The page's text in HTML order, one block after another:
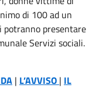
di 100 ad un
potranno presentare
Servizi sociali.
| L’AVVISO | IL